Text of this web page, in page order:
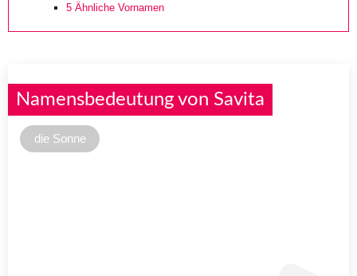
5 Ähnliche Vornamen
Namensbedeutung von Savita
die Sonne